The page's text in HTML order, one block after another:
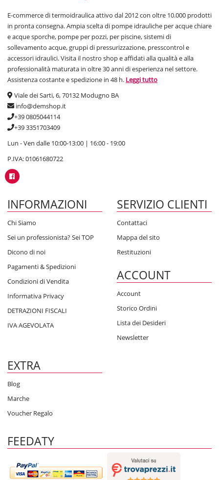
E-commerce di termoidraulica attivo dal 2012 con oltre 10.000 prodotti
in pronta consegna. Ampia scelta di pompe idrauliche per acque chiare
e acque sporche, pompe per pozzi, per piscine, sistemi di
sollevamento acque, gruppi di pressurizzazione, presscontrol e
accessori idraulici. Visita il nostro shop e affidati alla qualità e alla
professionalità maturata in oltre 30 anni di esperienza nel settore.
Assistenza costante e spedizione in 48 h. Leggi tutto
Viale dei Sarti, 6, 70132 Modugno BA
info@demshop.it
+39 0805044114
+39 3351703409
Lun - Ven dalle 10:00-13:00 | 16:00 - 19:00
P.IVA: 01061680722
INFORMAZIONI
Chi Siamo
Sei un professionista? Sei TOP
Dicono di noi
Pagamenti & Spedizioni
Condizioni di Vendita
Informativa Privacy
DETRAZIONI FISCALI
IVA AGEVOLATA
SERVIZIO CLIENTI
Contattaci
Mappa del sito
Restituzioni
ACCOUNT
Account
Storico Ordini
Lista dei Desideri
Newsletter
EXTRA
Blog
Marche
Voucher Regalo
FEEDATY